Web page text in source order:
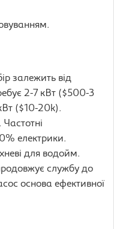
залежить від
2-7 кВт ($500-3
($10-20k).
електрики.
для водойм.
службу до
основа ефективної